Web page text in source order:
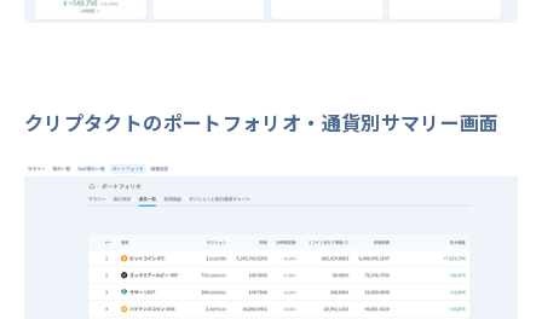
クリプタクトのポートフォリオ・通貨別サマリー画面